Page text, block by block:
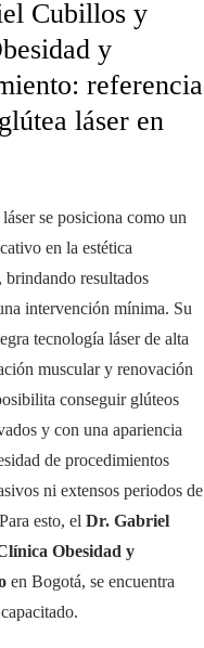
Cubillos y
y
referencia
láser en
se posiciona como un
en la estética
brindando resultados
intervención mínima. Su
tecnología láser de alta
muscular y renovación
conseguir glúteos
y con una apariencia
de procedimientos
ni extensos periodos de
esto, el Dr. Gabriel
Obesidad y
en Bogotá, se encuentra